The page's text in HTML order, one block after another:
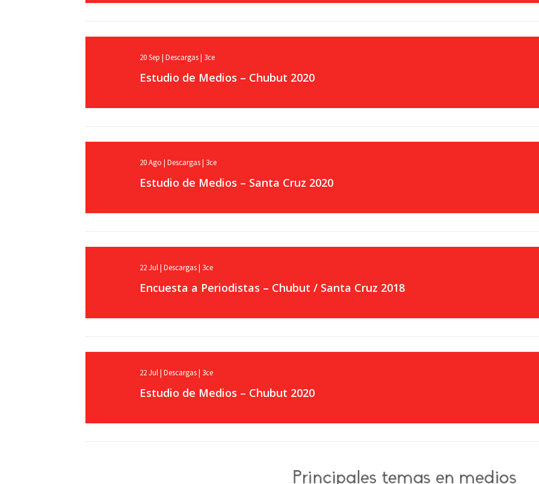
20Sep | Descargas| 3ce
Estudio de Medios – Chubut 2020
20Ago | Descargas| 3ce
Estudio de Medios – Santa Cruz 2020
22Jul| Descargas| 3ce
Encuesta a Periodistas – Chubut / Santa Cruz 2018
22Jul| Descargas| 3ce
Estudio de Medios – Chubut 2020